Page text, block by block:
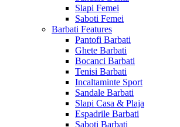
Slapi Femei
Saboti Femei
Barbati Features
Pantofi Barbati
Ghete Barbati
Bocanci Barbati
Tenisi Barbati
Incaltaminte Sport
Sandale Barbati
Slapi Casa & Plaja
Espadrile Barbati
Saboti Barbati